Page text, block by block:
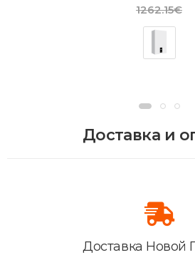
1262.15€
Доставка и
Доставка Новой